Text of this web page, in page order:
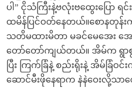
ပါ” ငိုသံကြီးနဲ့ဗလုံးဗထွေးပြော ရ
ထမိန်ပြင်ဝတ်နေတယ်။စောနတုန်း
သတိမထားမိတာ မခင်မေအေး
တော်တော်ကျယ်တယ်။ အိမ်က ရွာစွ
ပြီး ကြက်ခြံနဲ့ စည်းရိုးနဲ့ အိမ်ခြံဝ
ဆောင်မီးဖိုနေရာက နဲနဲဝေးလို့သ